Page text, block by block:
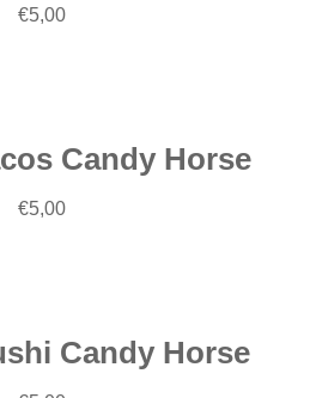
€5,00
Candy Horse
€5,00
Candy Horse